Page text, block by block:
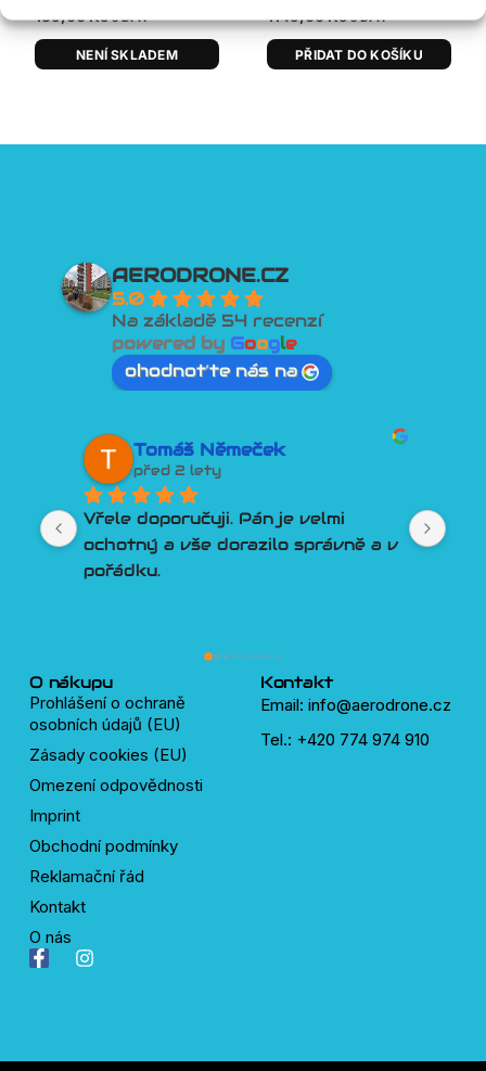
139,00Kč s DPH
NENÍ SKLADEM
1149,00Kč s DPH
PŘIDAT DO KOŠÍKU
F
I
AERODRONE.CZ
5.0
Na základě 54 recenzí
powered by Google
ohodnoťte nás na
Tomáš Němeček
před 2 lety
Vřele doporučuji. Pán je velmi
ochotný a vše dorazilo správně a v
pořádku.
O nákupu
Prohlášení o ochraně
osobních údajů (EU)
Zásady cookies (EU)
Omezení odpovědnosti
Imprint
Obchodní podmínky
Reklamační řád
Kontakt
O nás
Kontakt
Email: info@aerodrone.cz
Tel.: +420 774 974 910